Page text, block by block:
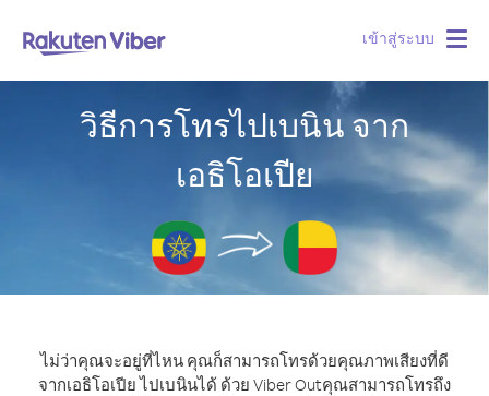
เข้าสู่ระบบ
วิธีการโทรไปเบนิน จาก
เอธิโอเปีย
ไม่ว่าคุณจะอยู่ที่ไหน คุณก็สามารถโทรด้วยคุณภาพเสียงที่ดี
จากเอธิโอเปีย ไปเบนินได้ ด้วย Viber Outคุณสามารถโทรถึง